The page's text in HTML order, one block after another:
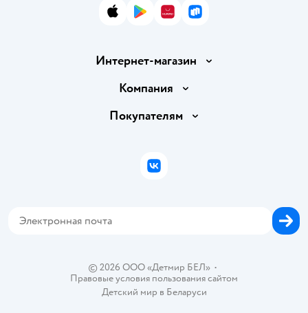
App StoreGoogle Play
AppGallery
RuStore
Интернет-магазин
Доставка и оплата
Правила продажи
Политика использования файлов cookie
Компания
Вакансии
Покупателям
Бонусные карты
© 2026 ООО «Детмир БЕЛ»•
Правовые условия пользования сайтом
Детский мир в Беларуси
ВКонтакте